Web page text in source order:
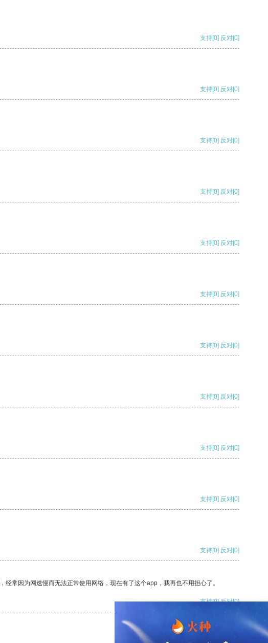
支持[0] 反对[0]
支持[0] 反对[0]
支持[0] 反对[0]
支持[0] 反对[0]
支持[0] 反对[0]
支持[0] 反对[0]
支持[0] 反对[0]
支持[0] 反对[0]
支持[0] 反对[0]
支持[0] 反对[0]
支持[0] 反对[0]
常因为网速慢而无法正常使用网络，现在有了这个app，我再也不用担心了。
支持[0] 反对[0]